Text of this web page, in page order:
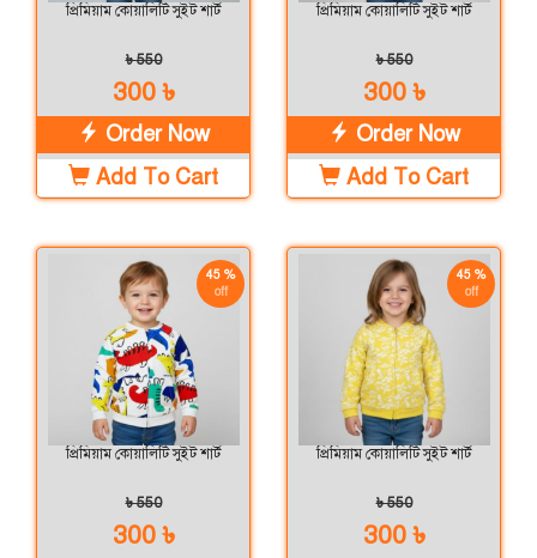
প্রিমিয়াম কোয়ালিটি সুইট শার্ট
৳ 550
300 ৳
Order Now
Add To Cart
প্রিমিয়াম কোয়ালিটি সুইট শার্ট
৳ 550
300 ৳
Order Now
Add To Cart
45 %
off
প্রিমিয়াম কোয়ালিটি সুইট শার্ট
৳ 550
300 ৳
45 %
off
প্রিমিয়াম কোয়ালিটি সুইট শার্ট
৳ 550
300 ৳